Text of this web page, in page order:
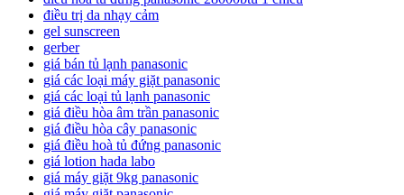
điều trị da nhạy cảm
gel sunscreen
gerber
giá bán tủ lạnh panasonic
giá các loại máy giặt panasonic
giá các loại tủ lạnh panasonic
giá điều hòa âm trần panasonic
giá điều hòa cây panasonic
giá điều hoà tủ đứng panasonic
giá lotion hada labo
giá máy giặt 9kg panasonic